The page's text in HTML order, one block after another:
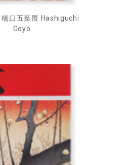
口五葉展 Hashiguchi
Goyo